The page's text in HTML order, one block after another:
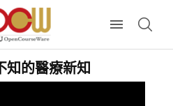
知的醫療新知